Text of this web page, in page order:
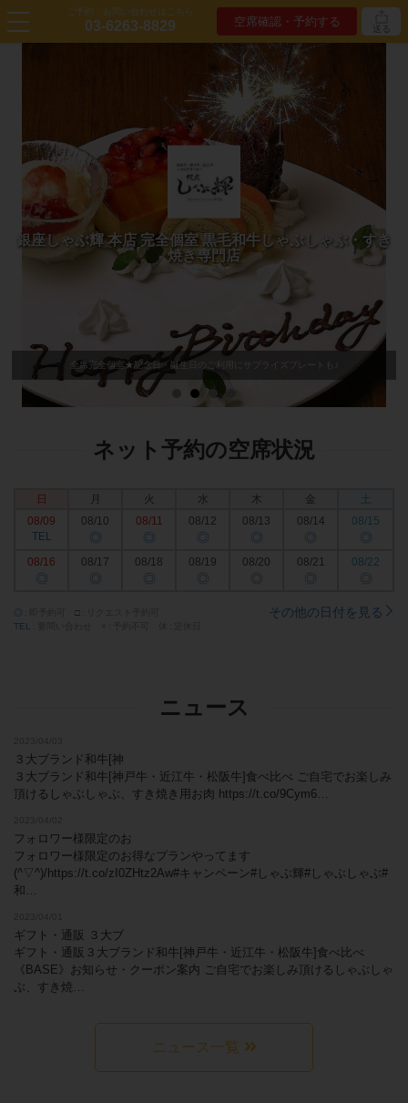
ご予約・お問い合わせはこちら
03-6263-8829 空席確認・予約する 送る
銀座しゃぶ輝 本店 完全個室 黒毛和牛しゃぶしゃぶ・すき
焼き専門店
全席完全個室★記念日・誕生日のご利用にサプライズプレートも♪
ネット予約の空席状況
日 火 水 木 金
土
08/09
TEL
08/10
◎
08/11
◎
08/12
◎
08/13
◎
08/14
◎
08/15
◎
08/16
◎
08/17
◎
08/18
◎
08/19
◎
08/20
◎
08/21
◎
08/22
◎
□
TEL
その他の日付を見る
ニュース
３大ブランド和牛[神
３大ブランド和牛[神戸牛・近江牛・松阪牛]食べ比べ ご自宅でお楽しみ
頂けるしゃぶしゃぶ、すき焼き用お肉 https://t.co/9Cym6…
フォロワー様限定のお
フォロワー様限定のお得なプランやってます
(^▽^)/https://t.co/zI0ZHtz2Aw#キャンペーン#しゃぶ輝#しゃぶしゃぶ#
和…
ギフト・通販 ３大ブ
ギフト・通販３大ブランド和牛[神戸牛・近江牛・松阪牛]食べ比べ
《BASE》お知らせ・クーポン案内 ご自宅でお楽しみ頂けるしゃぶしゃ
ぶ、すき焼…
ニュース一覧